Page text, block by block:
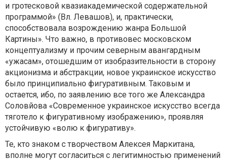
и гротесковой квазиакадемической содержательной
программой» (Вл. Левашов), и, практически,
способствовала возрождению жанра Большой
Картины». Что важно, в противовес московском
концептуализму и прочим северным авангардным
«ужасам», отошедшим от изобразительности в сторону
акционизма и абстракции, новое украинское искусство
было принципиально фигуративным. Таковым и
остается, ибо, по заявлению все того же Александра
Соловйова «Современное украинское искусство всегда
тяготело к фигуративному изображению», проявляя
устойчивую «волю к фигуративу».
Те, кто знаком с творчеством Алексея Маркитана,
вполне могут согласиться с легитимностью применений